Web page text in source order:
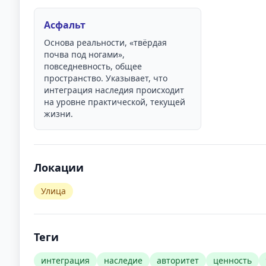
Асфальт
Основа реальности, «твёрдая
почва под ногами»,
повседневность, общее
пространство. Указывает, что
интеграция наследия происходит
на уровне практической, текущей
жизни.
Локации
Улица
Теги
интеграция наследие авторитет ценность